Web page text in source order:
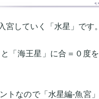
していく「水星」です。
「海王星」に合＝０度
トなので「水星編-魚宮